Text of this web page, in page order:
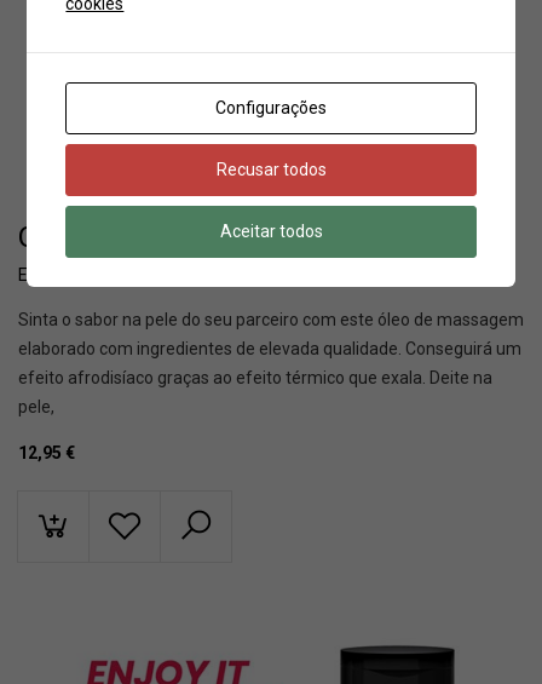
EAN:
Sinta o sabor na pele do seu parceiro com este óleo de massagem
elaborado com ingredientes de elevada qualidade. Conseguirá um
efeito afrodisíaco graças ao efeito térmico que exala. Deite na
pele,
12,95 €
Configurações
Recusar todos
Aceitar todos